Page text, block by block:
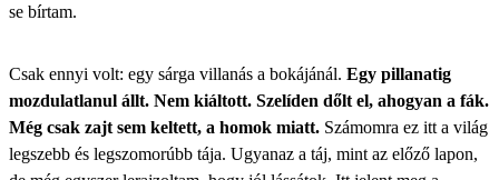
se bírtam.
Csak ennyi volt: egy sárga villanás a bokájánál. Egy pillanatig
mozdulatlanul állt. Nem kiáltott. Szelíden dőlt el, ahogyan a fák.
Még csak zajt sem keltett, a homok miatt. Számomra ez itt a világ
legszebb és legszomorúbb tája. Ugyanaz a táj, mint az előző lapon,